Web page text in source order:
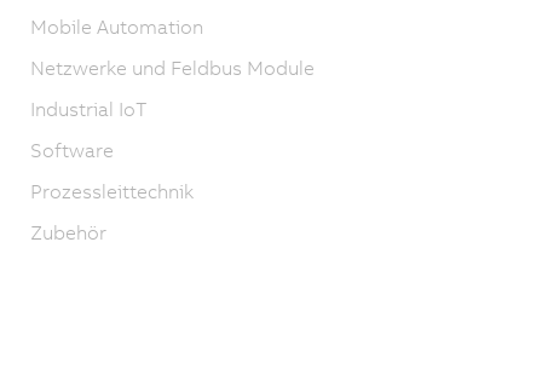
Mobile Automation
Netzwerke und Feldbus Module
Industrial IoT
Software
Prozessleittechnik
Zubehör